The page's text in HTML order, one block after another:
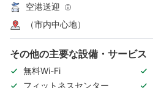
空港送迎
（市内中心地）
その他の主要な設備・サービス
無料Wi-Fi
フィットネスセンター